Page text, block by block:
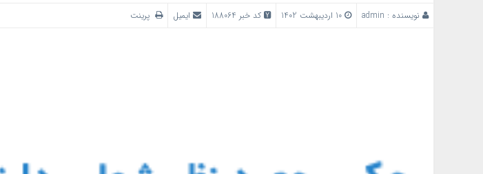
نویسنده : admin کد خبر 188064 ایمیل پرینت